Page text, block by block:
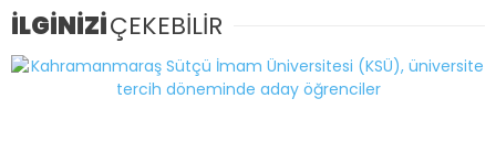
İLGİNİZİÇEKEBİLİR